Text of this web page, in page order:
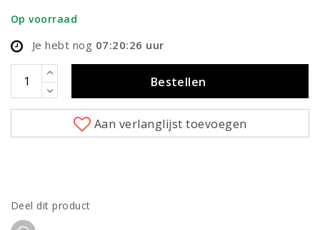
Op voorraad
Je hebt nog 07:20:26 uur
Bestellen
Aan verlanglijst toevoegen
Deel dit product